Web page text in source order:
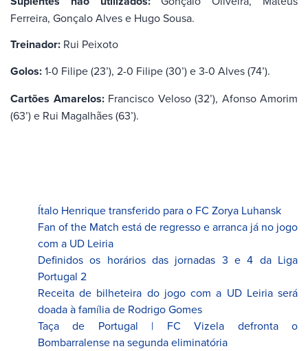
Ferreira, Gonçalo Alves e Hugo Sousa.
Treinador: Rui Peixoto
Golos:1-0 Filipe (23’), 2-0 Filipe (30’) e 3-0 Alves (74’).
Cartões Amarelos:Francisco Veloso (32’), Afonso Amorim
(63’) e Rui Magalhães (63’).
Ítalo Henrique transferido para o FC Zorya Luhansk
Fan of the Match está de regresso e arranca já no jogo
com a UD Leiria
Definidos os horários das jornadas 3 e 4 da Liga
Portugal 2
Receita de bilheteira do jogo com a UD Leiria será
doada à família de Rodrigo Gomes
Taça de Portugal | FC Vizela defronta o
Bombarralense na segunda eliminatória